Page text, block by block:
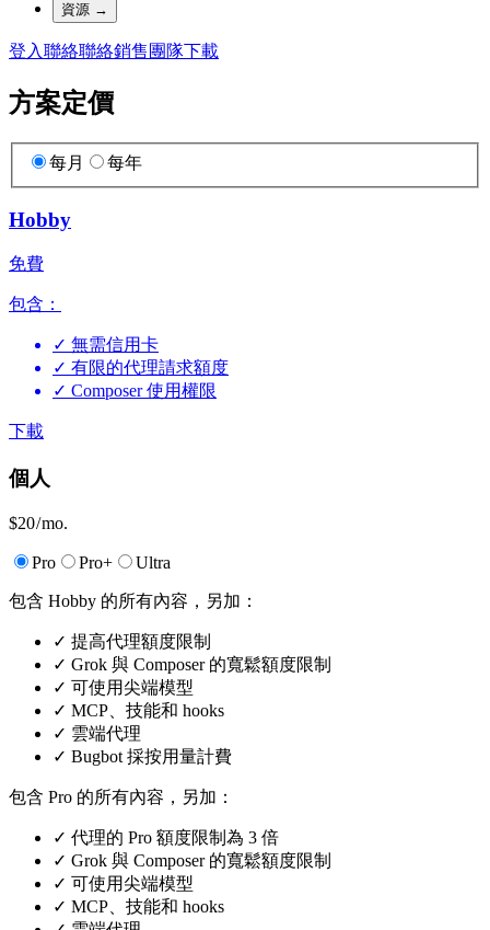
資源 →
登入聯絡聯絡銷售團隊下載
方案定價
每月 每年
Hobby
免費
包含：
✓ 無需信用卡
✓ 有限的代理請求額度
✓ Composer 使用權限
下載
個人
$20/ mo.
Pro Pro+ Ultra
包含 Hobby 的所有內容，另加：
✓ 提高代理額度限制
✓ Grok 與 Composer 的寬鬆額度限制
✓ 可使用尖端模型
✓ MCP、技能和 hooks
✓ 雲端代理
✓ Bugbot 採按用量計費
包含 Pro 的所有內容，另加：
✓ 代理的 Pro 額度限制為 3 倍
✓ Grok 與 Composer 的寬鬆額度限制
✓ 可使用尖端模型
✓ MCP、技能和 hooks